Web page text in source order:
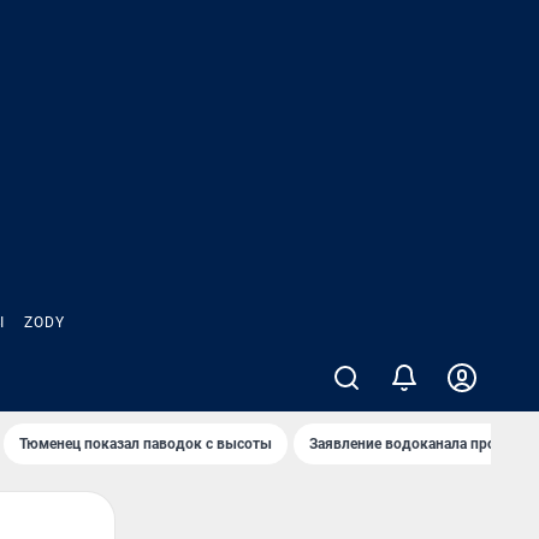
ZODY
Тюменец показал паводок с высоты Заявление водоканала про